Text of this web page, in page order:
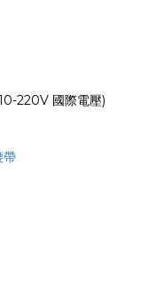
220V 國際電壓)